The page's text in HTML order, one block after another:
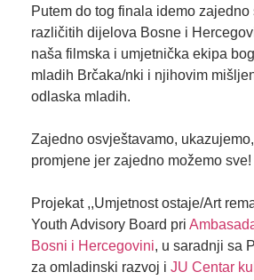
Putem do tog finala idemo
različitih dijelova Bosne i
naša filmska i umjetnička ekipa
mladih Brčaka/nki i njihovim
odlaska mladih.
Zajedno osvještavamo,
promjene jer zajedno možemo sve!
Projekat ,,Umjetnost ostaje/Art
Youth Advisory Board pri
Bosni i Hercegovini, u saradnji sa
za omladinski razvoj i JU Centar